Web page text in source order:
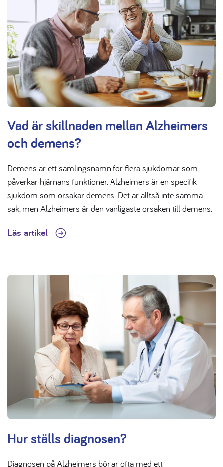
Vad är skillnaden mellan Alzheimers
och demens?
Demens är ett samlingsnamn för flera sjukdomar som
påverkar hjärnans funktioner. Alzheimers är en specifik
sjukdom som orsakar demens. Det är alltså inte samma
sak, men Alzheimers är den vanligaste orsaken till demens.
Läs artikel
Hur ställs diagnosen?
Diagnosen på Alzheimers börjar ofta med ett